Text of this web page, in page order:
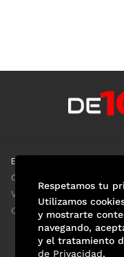
EL UNIVERSAL
Clase
ViveUSA
Confabulario
Respetamos tu
Utilizamos
y mostrarte
navegando,
y el tratamiento
de Privacidad.